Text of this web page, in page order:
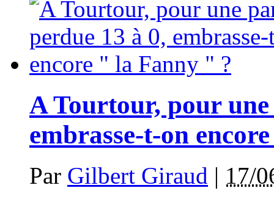
A Tourtour, pour
embrasse-t-on
Par Gilbert Giraud | 17/